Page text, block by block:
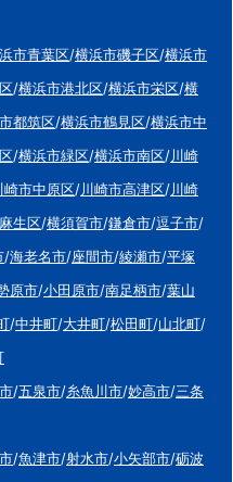
市青葉区/横浜市磯子区/横浜市
/横浜市港北区/横浜市栄区/横
都筑区/横浜市鶴見区/横浜市中
/横浜市緑区/横浜市南区/川崎
崎市中原区/川崎市高津区/川崎
生区/横須賀市/鎌倉市/逗子市/
/海老名市/座間市/綾瀬市/平塚
原市/小田原市/南足柄市/葉山
/中井町/大井町/松田町/山北町/
/五泉市/糸魚川市/妙高市/三条
/魚津市/射水市/小矢部市/砺波